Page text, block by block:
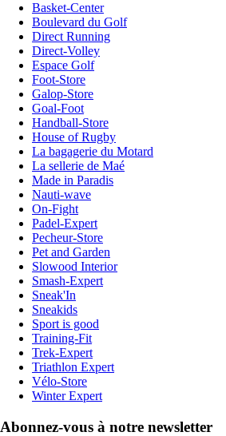
Basket-Center
Boulevard du Golf
Direct Running
Direct-Volley
Espace Golf
Foot-Store
Galop-Store
Goal-Foot
Handball-Store
House of Rugby
La bagagerie du Motard
La sellerie de Maé
Made in Paradis
Nauti-wave
On-Fight
Padel-Expert
Pecheur-Store
Pet and Garden
Slowood Interior
Smash-Expert
Sneak'In
Sneakids
Sport is good
Training-Fit
Trek-Expert
Triathlon Expert
Vélo-Store
Winter Expert
Abonnez-vous à notre newsletter